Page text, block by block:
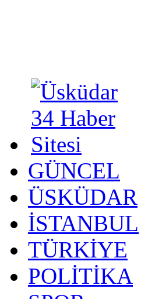
GÜNCEL
ÜSKÜDAR
İSTANBUL
TÜRKİYE
POLİTİKA